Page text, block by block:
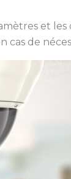
et les
cas de